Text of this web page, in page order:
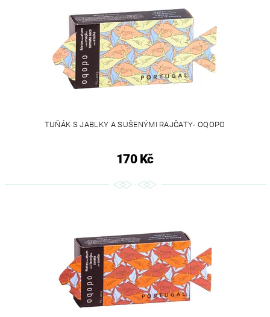
TUŇÁK S JABLKY A SUŠENÝMI RAJČATY- OQOPO
170 Kč